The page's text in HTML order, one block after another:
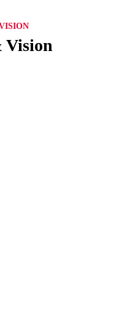
Vision